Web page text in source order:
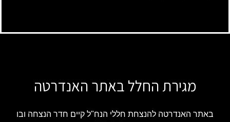
מגירת החלל באתר האנדרטה
באתר האנדרטה להנצחת חללי הנח"ל קיים חדר הנצחה ובו